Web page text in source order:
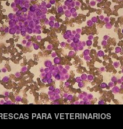
PARA VETERINARIOS